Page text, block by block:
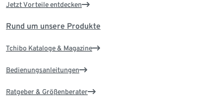
Jetzt Vorteile entdecken
Rund um unsere Produkte
Tchibo Kataloge & Magazine
Bedienungsanleitungen
Ratgeber & Größenberater